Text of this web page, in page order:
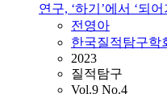
연구, ‘하기’에서 ‘되어
전영아
한국질적탐구학
2023
질적탐구
Vol.9 No.4